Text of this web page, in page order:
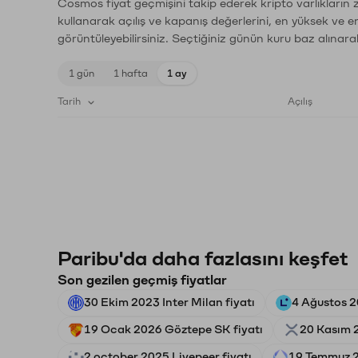
Cosmos fiyat geçmişini takip ederek kripto varlıkların
kullanarak açılış ve kapanış değerlerini, en yüksek ve
görüntüleyebilirsiniz. Seçtiğiniz günün kuru baz
1 gün 1 hafta 1 ay
Tarih Açılış
Paribu'da daha fazlasını keşfet
Son gezilen geçmiş fiyatlar
30 Ekim 2023 Inter Milan fiyatı 4 Ağustos
19 Ocak 2026 Göztepe SK fiyatı 20 Kasım